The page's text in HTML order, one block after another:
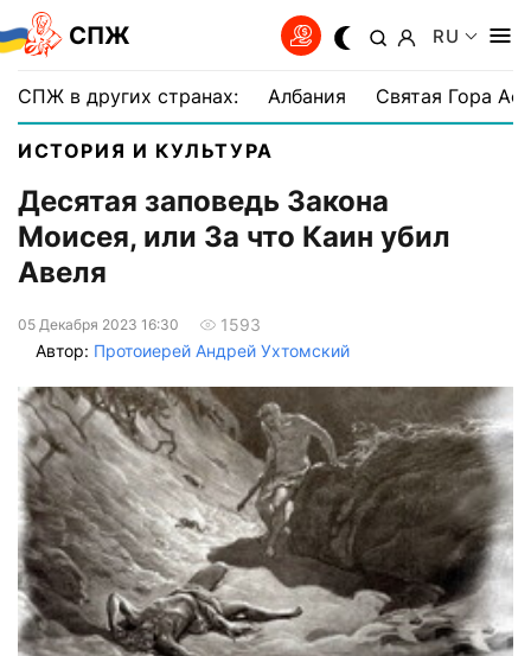
СПЖ RU
СПЖ в других странах: Албания Святая Гора
ИСТОРИЯ И КУЛЬТУРА
Десятая заповедь Закона
Моисея, или За что Каин убил
Авеля
05 Декабря 2023 16:30
1593
Автор: Протоиерей Андрей Ухтомский